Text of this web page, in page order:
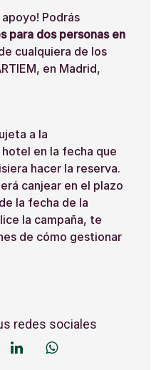
Podrás
para dos personas en
cualquiera de los
en Madrid,
a la
en la fecha que
hacer la reserva.
canjear en el plazo
la fecha de la
la campaña, te
de cómo gestionar
redes sociales